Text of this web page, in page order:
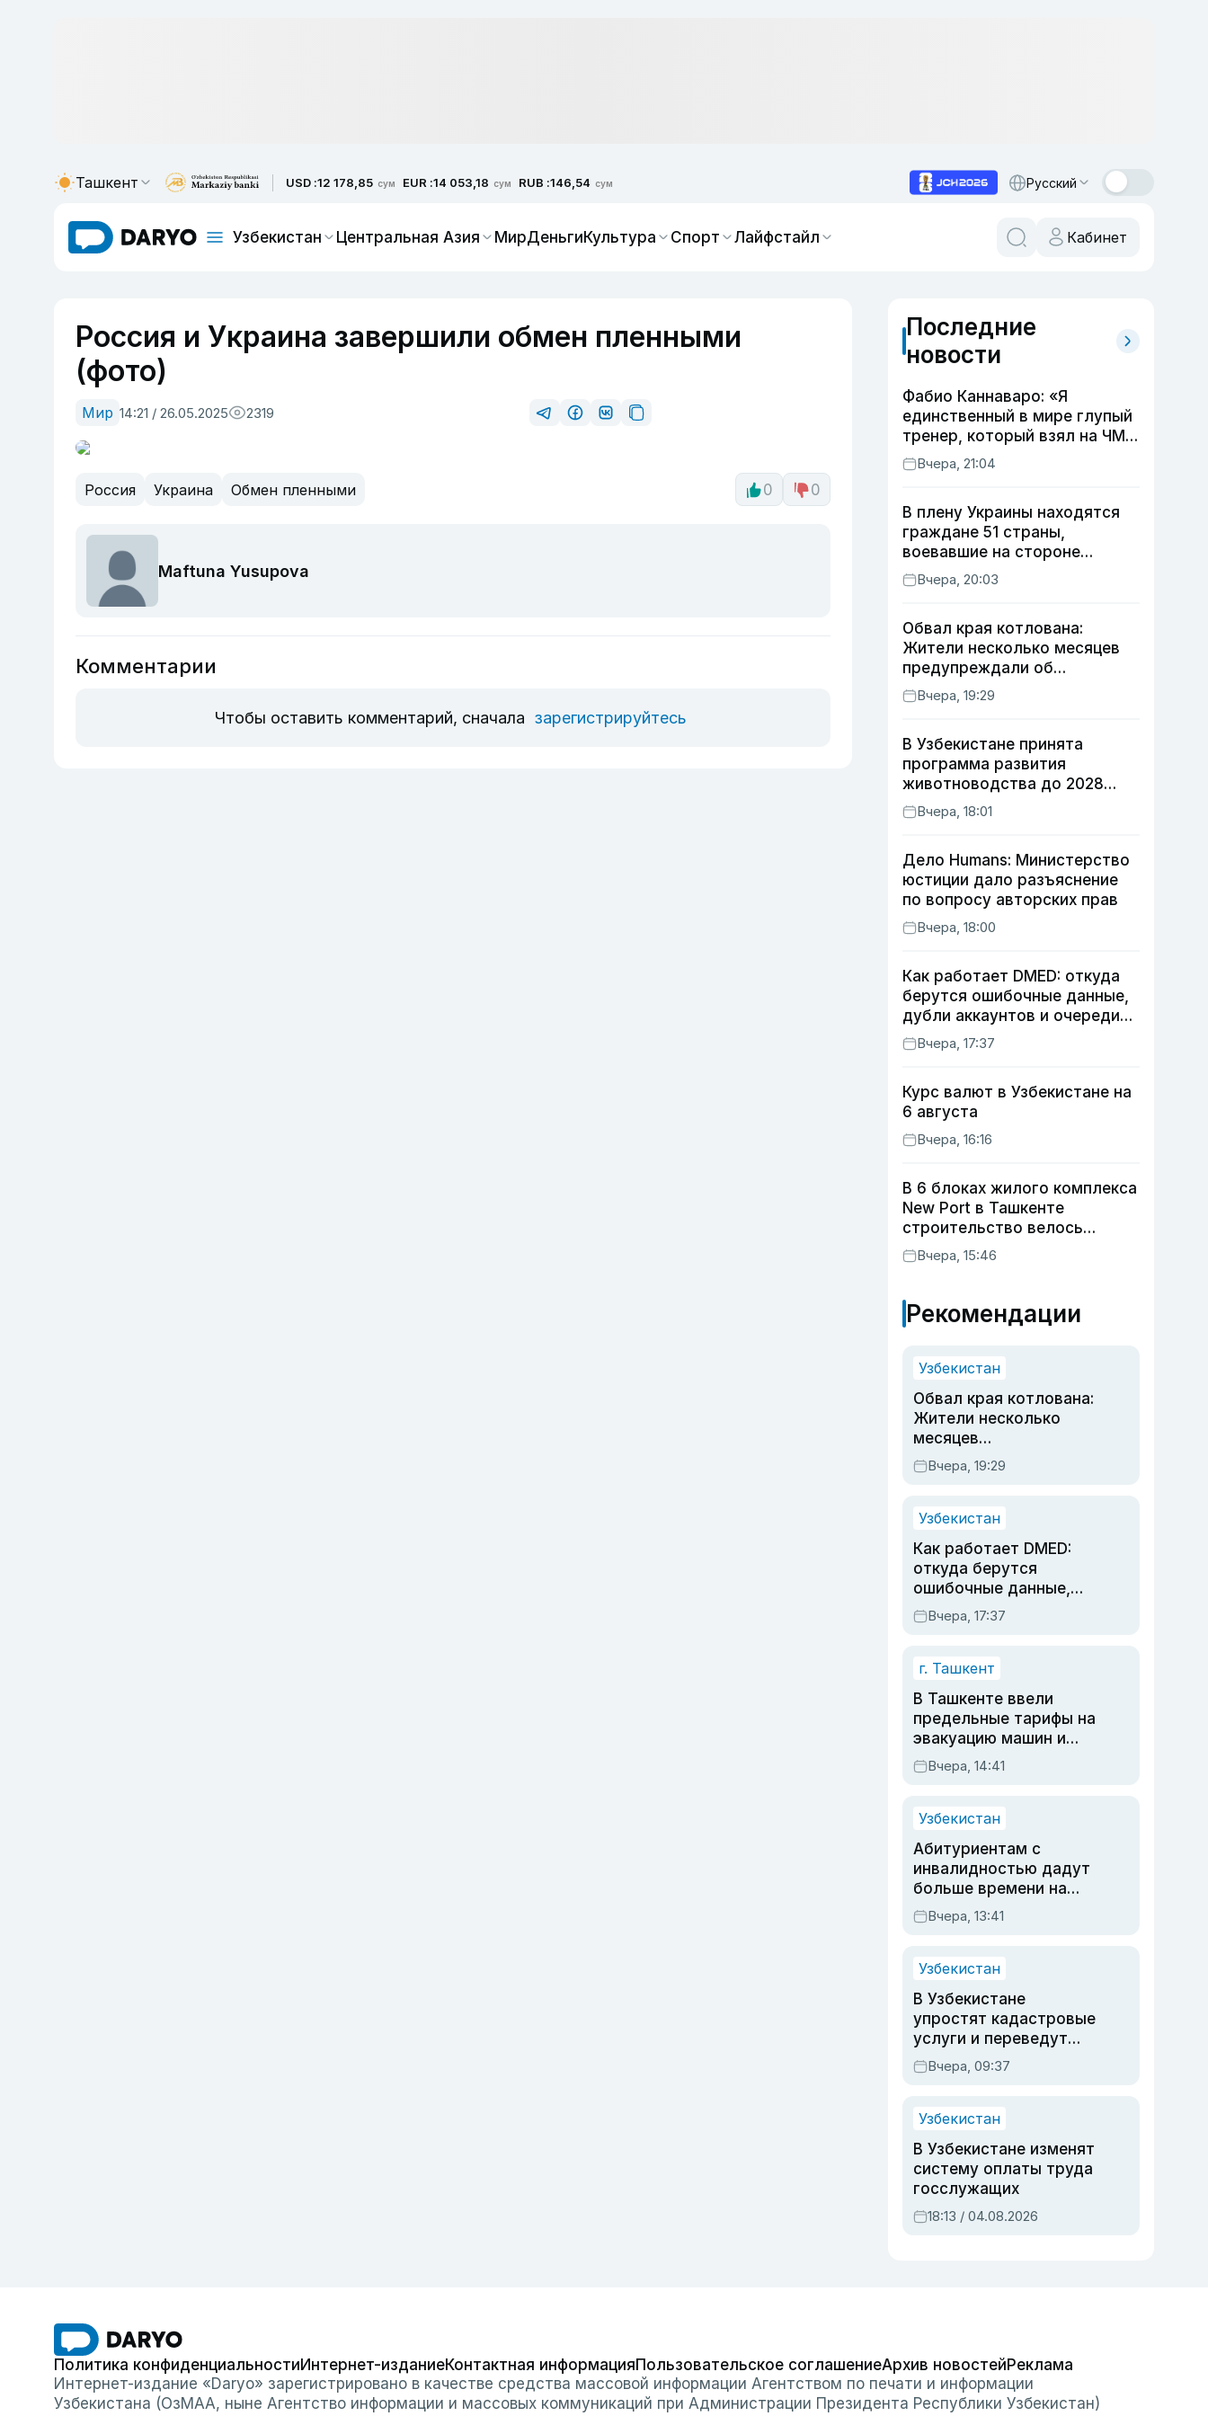
Ташкент USD :12 178,85 сум EUR :14 053,18 сум RUB :146,54 сум Русский
Узбекистан Центральная Азия МирДеньгиКультура Спорт Лайфстайл Кабинет
Россия и Украина завершили обмен пленными
(фото)
Мир 14:21 / 26.05.2025 2319
Россия Украина Обмен пленными 0 0
Maftuna Yusupova
Комментарии
Чтобы оставить комментарий, сначала зарегистрируйтесь
Последние
новости
Фабио Каннаваро: «Я
единственный в мире глупый
тренер, который взял на ЧМ
футболиста с травмой»
Вчера, 21:04
В плену Украины находятся
граждане 51 страны,
воевавшие на стороне
России
Вчера, 20:03
Обвал края котлована:
Жители несколько месяцев
предупреждали об
опасности, но стройка
продолжалась
Вчера, 19:29
В Узбекистане принята
программа развития
животноводства до 2028
годаВчера, 18:01
Дело Humans: Министерство
юстиции дало разъяснение
по вопросу авторских прав
Вчера, 18:00
Как работает DMED: откуда
берутся ошибочные данные,
дубли аккаунтов и очереди
по онлайн-записи
Вчера, 17:37
Курс валют в Узбекистане на
6 августа
Вчера, 16:16
В 6 блоках жилого комплекса
New Port в Ташкенте
строительство велось
незаконно
Вчера, 15:46
Рекомендации
Узбекистан
Обвал края котлована:
Жители несколько
месяцев
предупреждали об
опасности, но стройка
Вчера, 19:29
Узбекистан
Как работает DMED:
откуда берутся
ошибочные данные,
дубли аккаунтов и
очереди по онлайн-
Вчера, 17:37
г. Ташкент
В Ташкенте ввели
предельные тарифы на
эвакуацию машин и
штрафстоянки
Вчера, 14:41
Узбекистан
Абитуриентам с
инвалидностью дадут
больше времени на
вступительных
экзаменах
Вчера, 13:41
Узбекистан
В Узбекистане
упростят кадастровые
услуги и переведут
регистрацию
недвижимости в
Вчера, 09:37
Узбекистан
В Узбекистане изменят
систему оплаты труда
госслужащих
18:13 / 04.08.2026
Политика конфиденциальностиИнтернет-изданиеКонтактная информацияПользовательское соглашениеАрхив новостейРеклама
Интернет-издание «Daryo» зарегистрировано в качестве средства массовой информации Агентством по печати и информации
Узбекистана (ОзМАА, ныне Агентство информации и массовых коммуникаций при Администрации Президента Республики Узбекистан)